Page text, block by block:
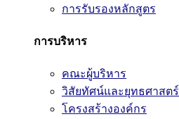
การรับรองหลักสูตร
การบริหาร
คณะผู้บริหาร
วิสัยทัศน์และยุทธศาสตร์
โครงสร้างองค์กร